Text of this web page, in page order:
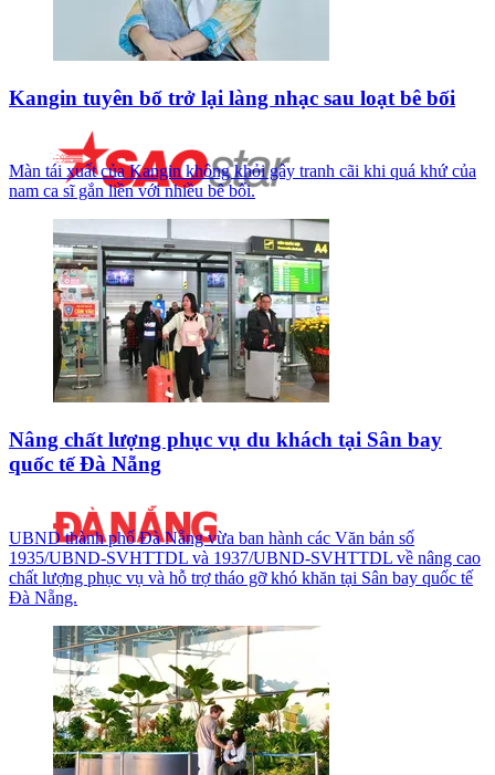
Kangin tuyên bố trở lại làng nhạc sau loạt bê bối
Màn tái xuất của Kangin không khỏi gây tranh cãi khi quá khứ của
nam ca sĩ gắn liền với nhiều bê bối.
Nâng chất lượng phục vụ du khách tại Sân bay
quốc tế Đà Nẵng
UBND thành phố Đà Nẵng vừa ban hành các Văn bản số
1935/UBND-SVHTTDL và 1937/UBND-SVHTTDL về nâng cao
chất lượng phục vụ và hỗ trợ tháo gỡ khó khăn tại Sân bay quốc tế
Đà Nẵng.